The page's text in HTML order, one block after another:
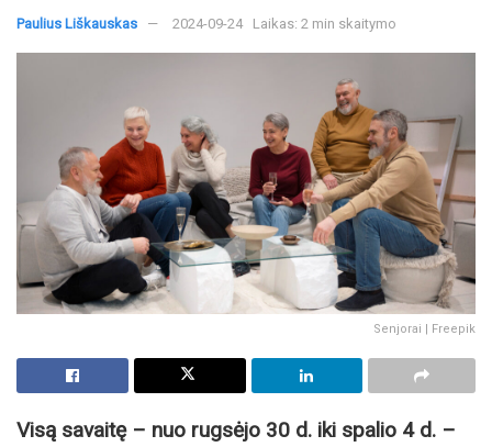
Paulius Liškauskas 2024-09-24 Laikas: 2 min skaitymo
Senjorai | Freepik
Visą savaitę – nuo rugsėjo 30 d. iki spalio 4 d. –